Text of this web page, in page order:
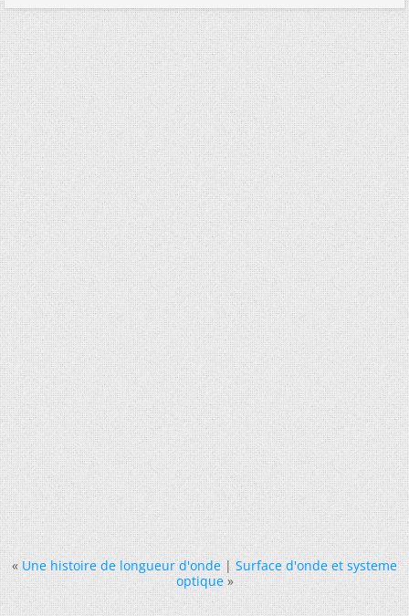
« Une histoire de longueur d'onde|Surface d'onde et systeme
optique »